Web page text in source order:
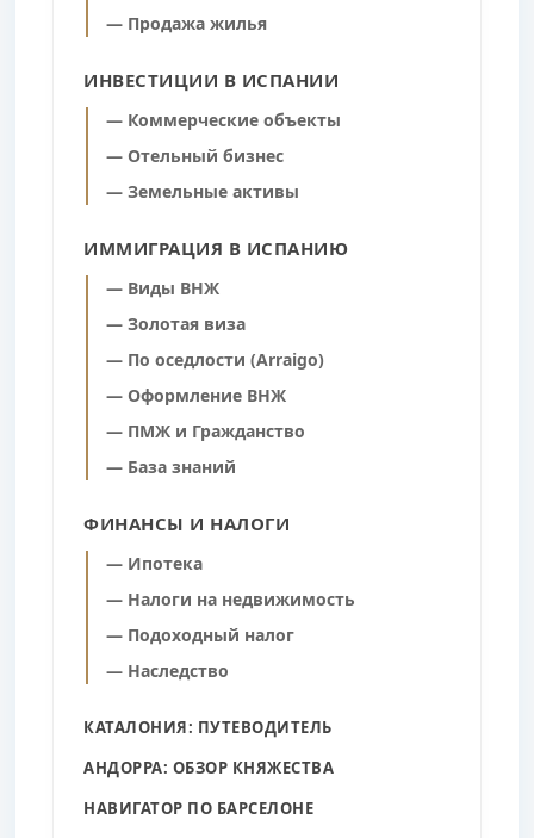
— Продажа жилья
ИНВЕСТИЦИИ В ИСПАНИИ
— Коммерческие объекты
— Отельный бизнес
— Земельные активы
ИММИГРАЦИЯ В ИСПАНИЮ
— Виды ВНЖ
— Золотая виза
— По оседлости (Arraigo)
— Оформление ВНЖ
— ПМЖ и Гражданство
— База знаний
ФИНАНСЫ И НАЛОГИ
— Ипотека
— Налоги на недвижимость
— Подоходный налог
— Наследство
КАТАЛОНИЯ: ПУТЕВОДИТЕЛЬ
АНДОРРА: ОБЗОР КНЯЖЕСТВА
НАВИГАТОР ПО БАРСЕЛОНЕ